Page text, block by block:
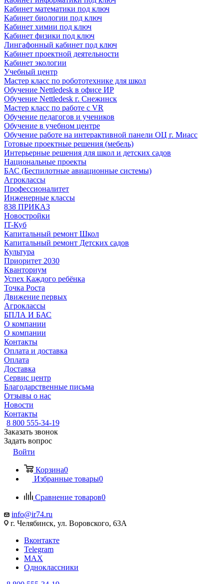
Кабинет математики под ключ
Кабинет биологии под ключ
Кабинет химии под ключ
Кабинет физики под ключ
Лингафонный кабинет под ключ
Кабинет проектной деятельности
Кабинет экологии
Учебный центр
Мастер класс по робототехнике для школ
Обучение Nettledesk в офисе ИР
Обучение Nettledesk г. Снежинск
Мастер класс по работе с VR
Обучение педагогов и учеников
Обучение в учебном центре
Обучение работе на интерактивной панели ОЦ г. Миасс
Готовые проектные решения (мебель)
Интерьерные решения для школ и детских садов
Национальные проекты
БАС (Беспилотные авиационные системы)
Агроклассы
Профессионалитет
Инженерные классы
838 ПРИКАЗ
Новостройки
IT-Куб
Капитальный ремонт Школ
Капитальный ремонт Детских садов
Культура
Приоритет 2030
Кванториум
Успех Каждого ребёнка
Точка Роста
Движение первых
Агроклассы
БПЛА И БАС
О компании
О компании
Контакты
Оплата и доставка
Оплата
Доставка
Сервис центр
Благодарственные письма
Отзывы о нас
Новости
Контакты
8 800 555-34-19
Заказать звонок
Задать вопрос
Войти
Корзина0
Избранные товары0
Сравнение товаров0
info@ir74.ru
г. Челябинск, ул. Воровского, 63А
Вконтакте
Telegram
MAX
Одноклассники